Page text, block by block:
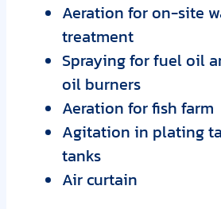
Aeration for on-site
treatment
Spraying for fuel oil
oil burners
Aeration for fish farm
Agitation in plating
tanks
Air curtain